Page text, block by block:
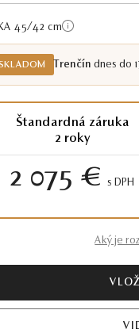
45/42 cm
Trenčín dnes do
Štandardná záruka
2 roky
2 075 € S DPH
Aký je